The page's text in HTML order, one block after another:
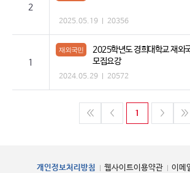
2
2025.05.19 20356
1
재외국민
2025학년도 경희대학교 재외
모집요강
2024.05.29 20572
1
개인정보처리방침 웹사이트이용약관 이메